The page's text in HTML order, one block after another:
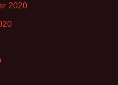
2020